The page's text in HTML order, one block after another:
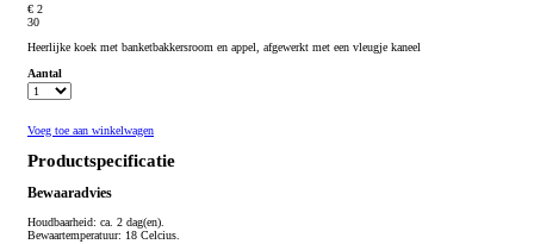
€ 2
30
Heerlijke koek met banketbakkersroom en appel, afgewerkt met een vleugje kaneel
Aantal
Voeg toe aan winkelwagen
Productspecificatie
Bewaaradvies
Houdbaarheid: ca. 2 dag(en).
Bewaartemperatuur: 18 Celcius.